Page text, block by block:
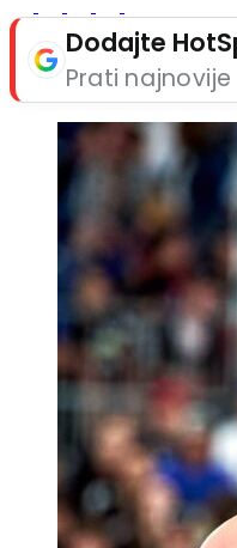
Dodajte
Prati